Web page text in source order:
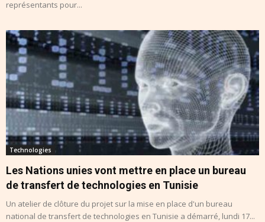
représentants pour...
Technologies
Les Nations unies vont mettre en place un bureau
de transfert de technologies en Tunisie
Un atelier de clôture du projet sur la mise en place d'un bureau
national de transfert de technologies en Tunisie a démarré, lundi 17...